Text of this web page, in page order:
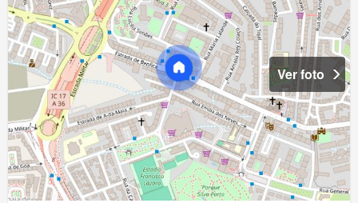
Ver foto